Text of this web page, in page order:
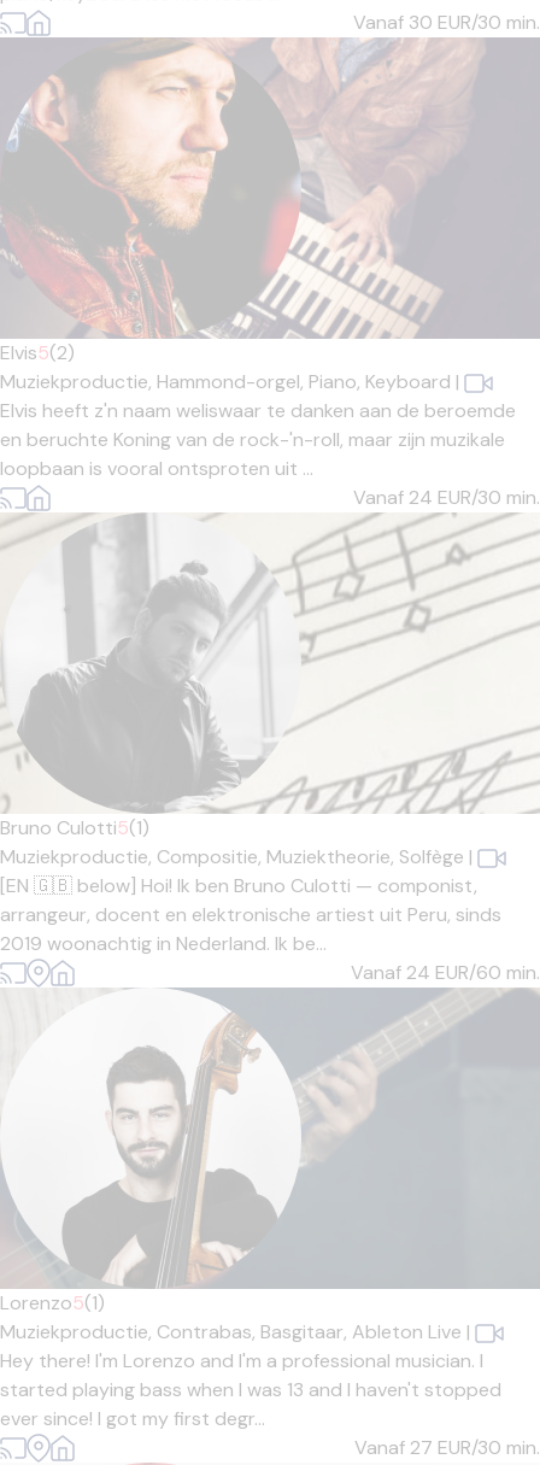
Vanaf 30 EUR/30 min.
Elvis5(2)
Muziekproductie, Hammond-orgel, Piano, Keyboard |
Elvis heeft z'n naam weliswaar te danken aan de beroemde
en beruchte Koning van de rock-'n-roll, maar zijn muzikale
loopbaan is vooral ontsproten uit ...
Vanaf 24 EUR/30 min.
Bruno Culotti5(1)
Muziekproductie, Compositie, Muziektheorie, Solfège |
[EN 🇬🇧 below] Hoi! Ik ben Bruno Culotti — componist,
arrangeur, docent en elektronische artiest uit Peru, sinds
2019 woonachtig in Nederland. Ik be...
Vanaf 24 EUR/60 min.
Lorenzo5(1)
Muziekproductie, Contrabas, Basgitaar, Ableton Live |
Hey there! I'm Lorenzo and I'm a professional musician. I
started playing bass when I was 13 and I haven't stopped
ever since! I got my first degr...
Vanaf 27 EUR/30 min.